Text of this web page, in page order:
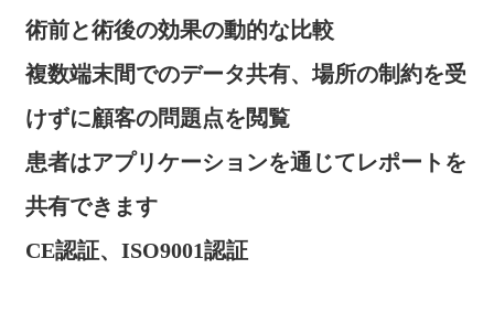
術前と術後の効果の動的な比較
複数端末間でのデータ共有、場所の制約を受
けずに顧客の問題点を閲覧
患者はアプリケーションを通じてレポートを
共有できます
CE認証、ISO9001認証